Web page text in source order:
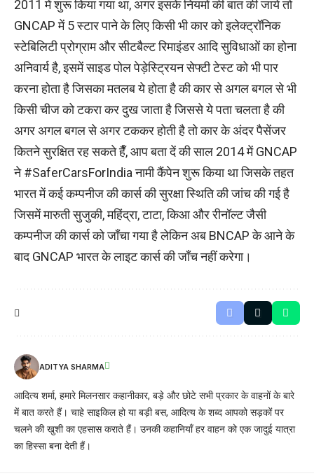
2011 में शुरू किया गया था, अगर इसके नियमों की बात की जाये तो
GNCAP में 5 स्टार पाने के लिए किसी भी कार को इलेक्ट्रॉनिक
स्टेबिलिटी प्रोग्राम और सीटबैल्ट रिमाइंडर आदि सुविधाओं का होना
अनिवार्य है, इसमें साइड पोल पेड़ेस्ट्रियन सेफ्टी टेस्ट को भी पार
करना होता है जिसका मतलब ये होता है की कार से अगल बगल से भी
किसी चीज को टकरा कर दुख जाता है जिससे ये पता चलता है की
अगर अगल बगल से अगर टककर होती है तो कार के अंदर पैसेंजर
कितने सुरक्षित रह सकते हैँ, आप बता दें की साल 2014 में GNCAP
ने #SaferCarsForIndia नामी कैंपेन शुरू किया था जिसके तहत
भारत में कई कम्पनीज की कार्स की सुरक्षा स्थिति की जांच की गई है
जिसमें मारुती सुजुकी, महिंद्रा, टाटा, किआ और रीनॉल्ट जैसी
कम्पनीज की कार्स को जाँचा गया है लेकिन अब BNCAP के आने के
बाद GNCAP भारत के लाइट कार्स की जाँच नहीं करेगा।
ADITYA SHARMA
आदित्य शर्मा, हमारे मिलनसार कहानीकार, बड़े और छोटे सभी प्रकार के वाहनों के बारे
में बात करते हैं। चाहे साइकिल हो या बड़ी बस, आदित्य के शब्द आपको सड़कों पर
चलने की खुशी का एहसास कराते हैं। उनकी कहानियाँ हर वाहन को एक जादुई यात्रा
का हिस्सा बना देती हैं।